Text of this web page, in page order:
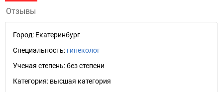
Отзывы
Город: Екатеринбург
Специальность: гинеколог
Ученая степень:без степени
Категория: высшая категория